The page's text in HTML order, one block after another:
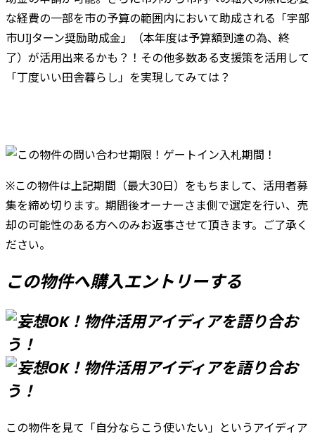
な経費の一部を市の予算の範囲内において助成される「宇部
市UIJターン奨励助成金」（本年度は予算額到達の為、終
了）が活用出来るかも？！その他多数ある支援策を活用して
「丁度いい田舎暮らし」を実現してみては？
※この物件は上記期間（最大30日）をもちまして、活用者募
集を締め切ります。期間後オーナーさま側で選定を行い、売
却の可能性のある方へのみお返事させて頂きます。ご了承く
ださい。
この物件へ購入エントリーする
この物件を見て「自分ならこう使いたい」というアイディア